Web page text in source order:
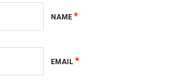
NAME *
EMAIL *